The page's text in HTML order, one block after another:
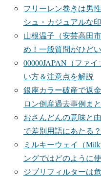
フリーレン巻きは男
シュ・カジュアルな
山根温子（安芸高田
め！一般質問がひど
00000JAPAN（ファ
い方＆注意点を解説
銀座カラー破産で返
ロン倒産過去事例ま
おさんどんの意味と
で差別用語にあたる？
ミルキーウェイ（
ングではどのように
ジブリフィルターは